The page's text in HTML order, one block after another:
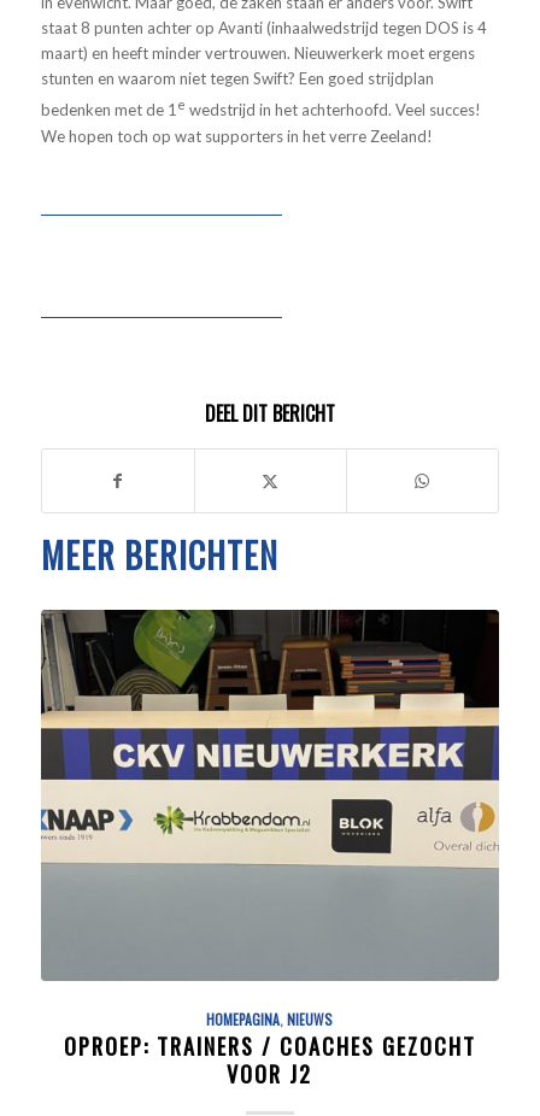
staat 8 punten achter op Avanti (inhaalwedstrijd tegen DOS is 4
maart) en heeft minder vertrouwen. Nieuwerkerk moet ergens
stunten en waarom niet tegen Swift? Een goed strijdplan
bedenken met de 1e wedstrijd in het achterhoofd. Veel succes!
We hopen toch op wat supporters in het verre Zeeland!
DEEL DIT BERICHT
MEER BERICHTEN
HOMEPAGINA,NIEUWS
OPROEP: TRAINERS / COACHES GEZOCHT
VOOR J2